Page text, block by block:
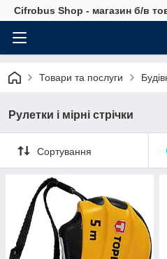
Cifrobus Shop - магазин б/в
Товари та послуги
Рулетки і мірні стрічки
Сортування